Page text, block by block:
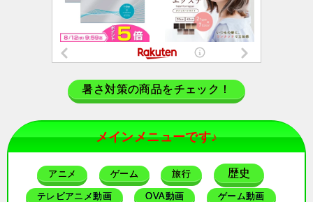
暑さ対策の商品をチェック！
メインメニューです♪
アニメ ゲーム 旅行 歴史
テレビアニメ動画 OVA動画 ゲーム動画